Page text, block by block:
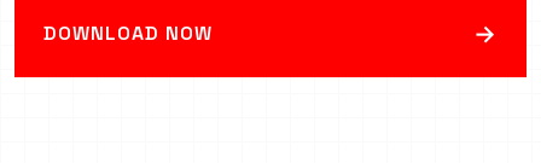
DOWNLOAD NOW →